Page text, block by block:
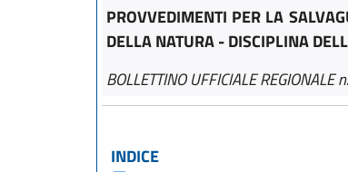
PROVVEDIMENTI PER LA
DELLA NATURA - DISCIPLINA
BOLLETTINO UFFICIALE
INDICE